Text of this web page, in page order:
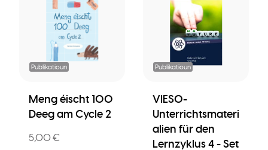
Publikatioun
Meng éischt 100
Deeg am Cycle 2
5,00 €
Publikatioun
VIESO-
Unterrichtsmateri
alien für den
Lernzyklus 4 - Set